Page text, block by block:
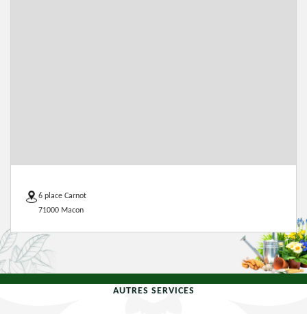
6 place Carnot
71000 Macon
AUTRES SERVICES